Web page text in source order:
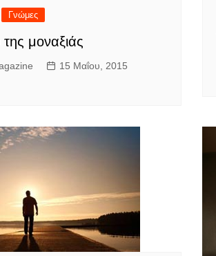
Γνώμες
μοναξιάς
15 Μαΐου, 2015